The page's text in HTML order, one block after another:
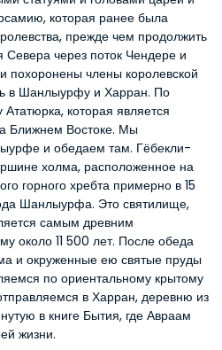
которая ранее была
прежде чем продолжить
через поток Чендере и
похоронены члены королевской
в Шанлыурфу и Харран. По
которая является
Ближнем Востоке. Мы
и обедаем там. Гёбекли-
холма, расположенное на
горного хребта примерно в 15
Шанлыурфа. Это святилище,
самым древним
около 11 500 лет. После обеда
и окруженные ею святые пруды
по ориентальному крытому
в Харран, деревню из
в книге Бытия, где Авраам
жизни.